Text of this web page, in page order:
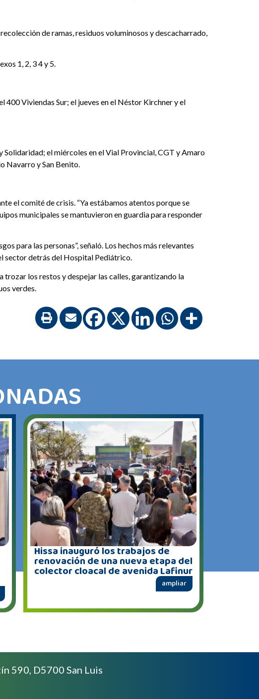
de ramas, residuos voluminosos y descacharrado,
1, 2, 3 4 y 5.
Viviendas Sur; el jueves en el Néstor Kirchner y el
Solidaridad; el miércoles en el Vial Provincial, CGT y Amaro
Navarro y San Benito.
el comité de crisis. “Ya estábamos atentos porque se
municipales se mantuvieron en guardia para responder
para las personas”, señaló. Los hechos más relevantes
sector detrás del Hospital Pediátrico.
trozar los restos y despejar las calles, garantizando la
verdes.
Hissa inauguró los trabajos de
renovación de una nueva etapa del
colector cloacal de avenida Lafinur
ampliar
590, D5700 San Luis